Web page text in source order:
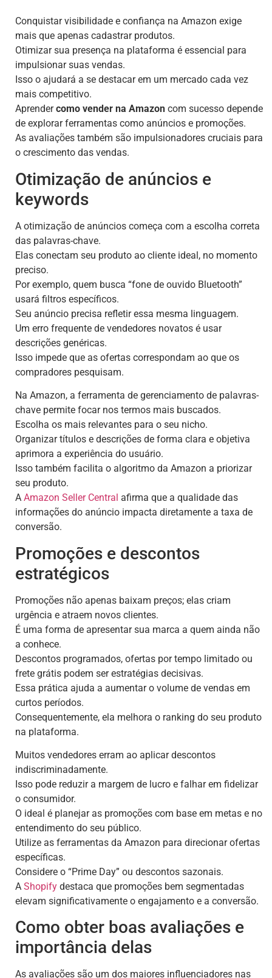
Conquistar visibilidade e confiança na Amazon exige
mais que apenas cadastrar produtos.
Otimizar sua presença na plataforma é essencial para
impulsionar suas vendas.
Isso o ajudará a se destacar em um mercado cada vez
mais competitivo.
Aprendercomo vender na Amazon com sucesso depende
de explorar ferramentas como anúncios e promoções.
As avaliações também são impulsionadores cruciais para
o crescimento das vendas.
Otimização de anúncios e
keywords
A otimização de anúncios começa com a escolha correta
das palavras-chave.
Elas conectam seu produto ao cliente ideal, no momento
preciso.
Por exemplo, quem busca “fone de ouvido Bluetooth”
usará filtros específicos.
Seu anúncio precisa refletir essa mesma linguagem.
Um erro frequente de vendedores novatos é usar
descrições genéricas.
Isso impede que as ofertas correspondam ao que os
compradores pesquisam.
Na Amazon, a ferramenta de gerenciamento de palavras-
chave permite focar nos termos mais buscados.
Escolha os mais relevantes para o seu nicho.
Organizar títulos e descrições de forma clara e objetiva
aprimora a experiência do usuário.
Isso também facilita o algoritmo da Amazon a priorizar
seu produto.
A Amazon Seller Central afirma que a qualidade das
informações do anúncio impacta diretamente a taxa de
conversão.
Promoções e descontos
estratégicos
Promoções não apenas baixam preços; elas criam
urgência e atraem novos clientes.
É uma forma de apresentar sua marca a quem ainda não
a conhece.
Descontos programados, ofertas por tempo limitado ou
frete grátis podem ser estratégias decisivas.
Essa prática ajuda a aumentar o volume de vendas em
curtos períodos.
Consequentemente, ela melhora o ranking do seu produto
na plataforma.
Muitos vendedores erram ao aplicar descontos
indiscriminadamente.
Isso pode reduzir a margem de lucro e falhar em fidelizar
o consumidor.
O ideal é planejar as promoções com base em metas e no
entendimento do seu público.
Utilize as ferramentas da Amazon para direcionar ofertas
específicas.
Considere o “Prime Day” ou descontos sazonais.
A Shopify destaca que promoções bem segmentadas
elevam significativamente o engajamento e a conversão.
Como obter boas avaliações e
importância delas
As avaliações são um dos maiores influenciadores nas